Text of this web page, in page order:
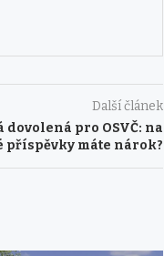
Další článek
pro OSVČ: na
příspěvky máte nárok?